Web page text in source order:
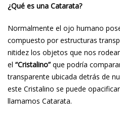
¿Qué es una Catarata?
Normalmente el ojo humano
compuesto por estructuras
nitidez los objetos que nos
el “Cristalino”que podría
transparente ubicada detrás de
este Cristalino se puede
llamamos Catarata.